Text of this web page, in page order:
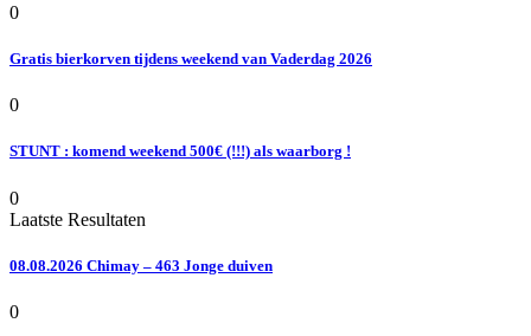
0
Gratis bierkorven tijdens weekend van Vaderdag 2026
0
STUNT : komend weekend 500€ (!!!) als waarborg !
0
Laatste Resultaten
08.08.2026 Chimay – 463 Jonge duiven
0